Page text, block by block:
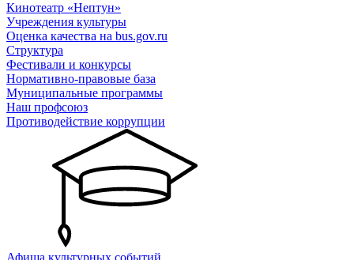
Кинотеатр «Нептун»
Учреждения культуры
Оценка качества на bus.gov.ru
Структура
Фестивали и конкурсы
Нормативно-правовые база
Муниципальные программы
Наш профсоюз
Противодействие коррупции
Афиша культурных событий